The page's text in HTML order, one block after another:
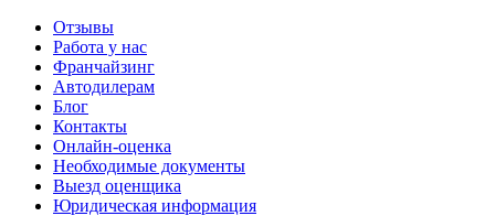
Отзывы
Работа у нас
Франчайзинг
Автодилерам
Блог
Контакты
Онлайн-оценка
Необходимые документы
Выезд оценщика
Юридическая информация